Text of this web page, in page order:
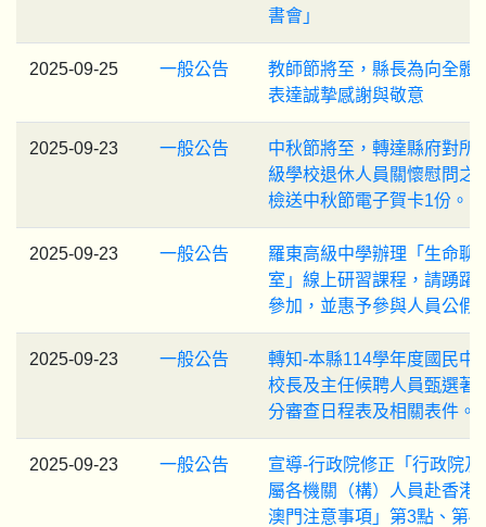
書會」
2025-09-25 一般公告
教師節將至，縣長為向全體
表達誠摯感謝與敬意
2025-09-23 一般公告
中秋節將至，轉達縣府對所
級學校退休人員關懷慰問之
檢送中秋節電子賀卡1份。
2025-09-23 一般公告
羅東高級中學辦理「生命聊
室」線上研習課程，請踴躍
參加，並惠予參與人員公假
2025-09-23 一般公告
轉知-本縣114學年度國民中
校長及主任候聘人員甄選著
分審查日程表及相關表件。
2025-09-23 一般公告
宣導-行政院修正「行政院及
屬各機關（構）人員赴香港
澳門注意事項」第3點、第4